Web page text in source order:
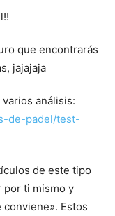
que encontrarás
jajajaja
análisis:
de-padel/test-
de este tipo
por ti mismo y
Estos